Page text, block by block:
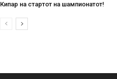
Кипар на стартот на шампионатот!